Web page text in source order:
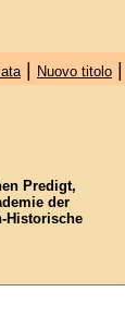
| Nuovo titolo|
Predigt,
der
Historische